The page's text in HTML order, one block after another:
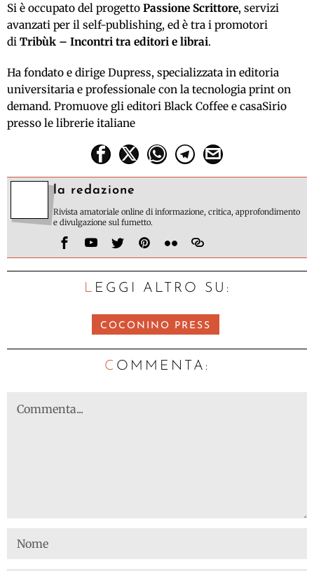
Si è occupato del progetto Passione Scrittore, servizi
avanzati per il self-publishing, ed è tra i promotori
di Tribùk – Incontri tra editori e librai.
Ha fondato e dirige Dupress, specializzata in editoria
universitaria e professionale con la tecnologia print on
demand. Promuove gli editori Black Coffee e casaSirio
presso le librerie italiane
la redazione
Rivista amatoriale online di informazione, critica, approfondimento
e divulgazione sul fumetto.
LEGGI ALTRO SU:
COCONINO PRESS
C OMMENTA: